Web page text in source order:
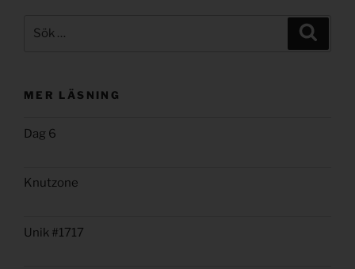
MER LÄSNING
Dag 6
Knutzone
Unik #1717